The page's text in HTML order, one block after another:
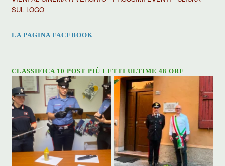
SUL LOGO
LA PAGINA FACEBOOK
CLASSIFICA 10 POST PIÙ LETTI ULTIME 48 ORE